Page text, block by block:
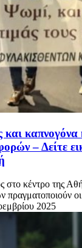
καπνογόνα
– Δείτε
στο κέντρο της
οι
2025